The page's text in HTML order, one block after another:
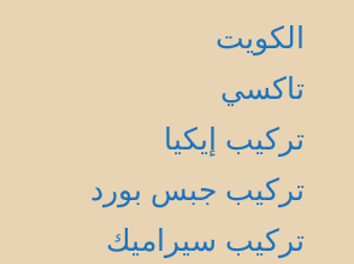
الكويت
تاكسي
تركيب إيكيا
تركيب جبس بورد
تركيب سيراميك